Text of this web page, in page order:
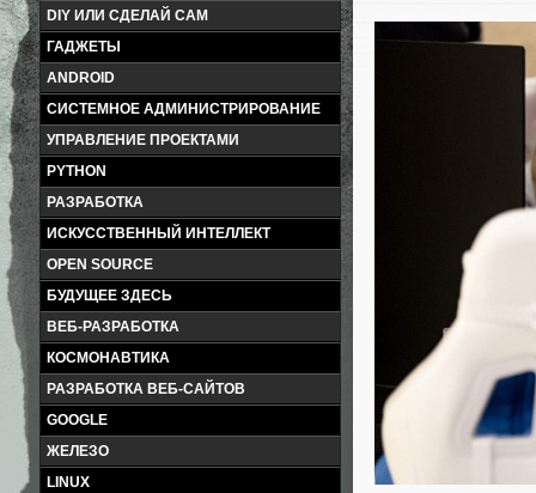
DIY ИЛИ СДЕЛАЙ САМ
ГАДЖЕТЫ
ANDROID
СИСТЕМНОЕ АДМИНИСТРИРОВАНИЕ
УПРАВЛЕНИЕ ПРОЕКТАМИ
PYTHON
РАЗРАБОТКА
ИСКУССТВЕННЫЙ ИНТЕЛЛЕКТ
OPEN SOURCE
БУДУЩЕЕ ЗДЕСЬ
ВЕБ-РАЗРАБОТКА
КОСМОНАВТИКА
РАЗРАБОТКА ВЕБ-САЙТОВ
GOOGLE
ЖЕЛЕЗО
LINUX